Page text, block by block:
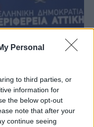
Personal
to third parties, or
information for
the below opt-out
note that after your
continue seeing